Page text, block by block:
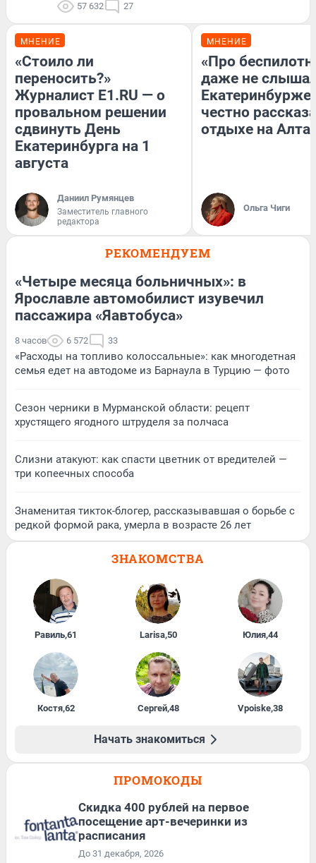
57 632 27
МНЕНИЕ
«Стоило ли
переносить?»
Журналист E1.RU — о
провальном решении
сдвинуть День
Екатеринбурга на 1
августа
Даниил Румянцев
Заместитель главного
редактора
МНЕНИЕ
«Про
даже не
честно
отдыхе на
Ольга Чиги
РЕКОМЕНДУЕМ
«Четыре месяца больничных»: в
Ярославле автомобилист изувечил
пассажира «Яавтобуса»
8 часов 6 572 33
«Расходы на топливо колоссальные»: как многодетная
семья едет на автодоме из Барнаула в Турцию — фото
Сезон черники в Мурманской области: рецепт
хрустящего ягодного штруделя за полчаса
Слизни атакуют: как спасти цветник от вредителей —
три копеечных способа
Знаменитая тикток-блогер, рассказывавшая о борьбе с
редкой формой рака, умерла в возрасте 26 лет
ЗНАКОМСТВА
Равиль,61 Larisa,50 Юлия,44
Костя,62 Сергей,48 Vpoiske,38
Начать знакомиться
ПРОМОКОДЫ
Cкидка 400 рублей на первое
посещение арт-вечеринки из
расписания
До 31 декабря, 2026